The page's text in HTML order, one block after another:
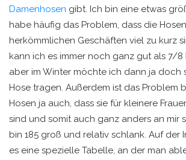
Damenhosen gibt. Ich bin eine etwas
habe häufig das Problem, dass die
herkömmlichen Geschäften viel zu kurz
kann ich es immer noch ganz gut als 7/8
aber im Winter möchte ich dann ja doch
Hose tragen. Außerdem ist das Problem
Hosen ja auch, dass sie für kleinere
sind und somit auch ganz anders an mir
bin 185 groß und relativ schlank. Auf der
es eine spezielle Tabelle, an der man